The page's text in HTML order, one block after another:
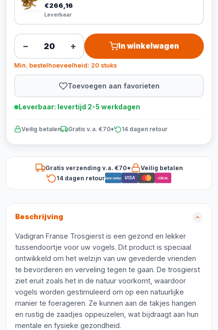
€266,16
Leverbaar
− + In winkelwagen
Min. bestelhoeveelheid: 20 stuks
Toevoegen aan favorieten
Leverbaar: levertijd 2-5 werkdagen
Veilig betalen Gratis v.a. €70* 14 dagen retour
Gratis verzending v.a. €70*
Veilig betalen
14 dagen retourBancontact VISA iDEAL
Beschrijving
Vadigran Franse Trosgierst is een gezond en lekker
tussendoortje voor uw vogels. Dit product is speciaal
ontwikkeld om het welzijn van uw gevederde vrienden
te bevorderen en verveling tegen te gaan. De trosgierst
ziet eruit zoals het in de natuur voorkomt, waardoor
vogels worden gestimuleerd om op een natuurlijke
manier te foerageren. Ze kunnen aan de takjes hangen
en rustig de zaadjes oppeuzelen, wat bijdraagt aan hun
mentale en fysieke gezondheid.